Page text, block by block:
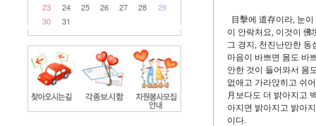
23
24 25 26 27 28
29
30
31
目擊에 道存이라, 눈
이 안락처요, 이것이 佛
그 경지, 천진난만한 동
마음이 바쁘면 몸도 바
안한 것이 들어와서 몸
없애고 가라앉히고 쉬
月보다도 더 밝아지고
아지면 밝아지고 밝아
이다.